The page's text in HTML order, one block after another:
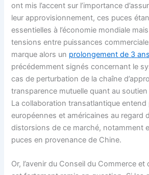
ont mis l’accent sur l’importance
leur approvisionnement, ces puces
essentielles à l’économie mondiale
tensions entre puissances
marque alors un prolongement de 3 ans
précédemment signés concernant le
cas de perturbation de la chaîne
transparence mutuelle quant au
La collaboration transatlantique entend
européennes et américaines au regard
distorsions de ce marché, notamment
puces en provenance de Chine.
Or, l’avenir du Conseil du Commerce